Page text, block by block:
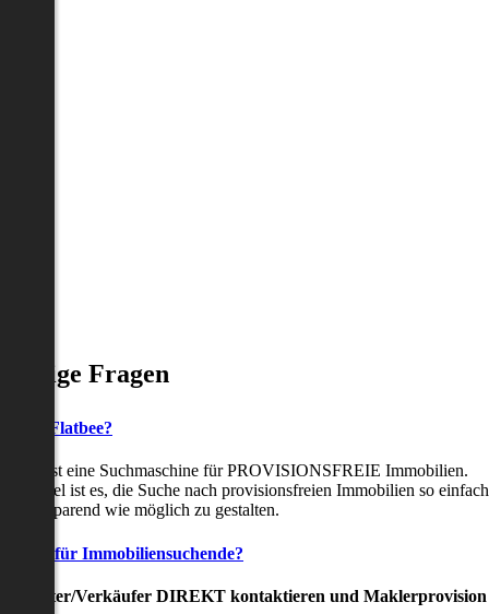
Fragen
ist Flatbee?
ist eine Suchmaschine für PROVISIONSFREIE Immobilien.
Ziel ist es, die Suche nach provisionsfreien Immobilien so einfach
zeitsparend wie möglich zu gestalten.
für Immobiliensuchende?
Verkäufer DIREKT kontaktieren und Maklerprovision